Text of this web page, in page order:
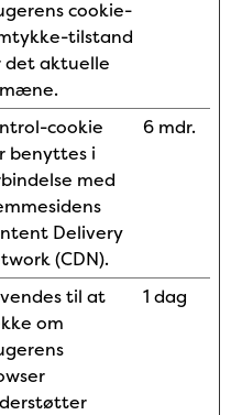
cookie-
tilstand
det aktuelle
cookie
benyttes i
med
Delivery
(CDN).
6 mdr.
til at
om
1 dag